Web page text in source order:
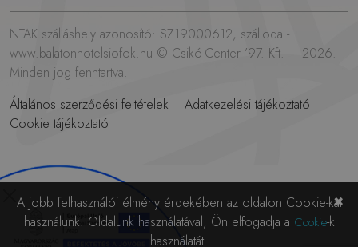
NTAK szálláshely azonosító: SZ19000612, szálloda -
www.balatonhotelsiofok.hu © Csikó-Center ’97. Kft. – 2026.
Minden jog fenntartva.
Általános szerződési feltételek
Adatkezelési tájékoztató
Cookie tájékoztató
A jobb felhasználói élmény érdekében az oldalon Cookie-kat
használunk. Oldalunk használatával, Ön elfogadja a Cookie-k
használatát.
✖